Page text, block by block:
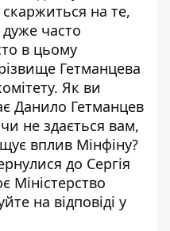
на те,
часто
в цьому
Гетманцева
Як ви
Данило Гетманцев
не здається вам,
вплив Мінфіну?
до Сергія
Міністерство
на відповіді у